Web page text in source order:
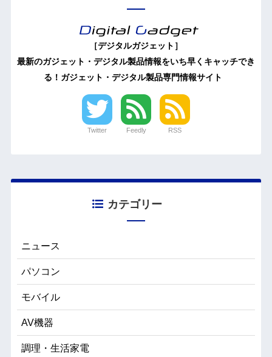
［デジタルガジェット］
最新のガジェット・デジタル製品情報をいち早くキャッチでき
る！ガジェット・デジタル製品専門情報サイト
Twitter Feedly RSS
カテゴリー
ニュース
パソコン
モバイル
AV機器
調理・生活家電